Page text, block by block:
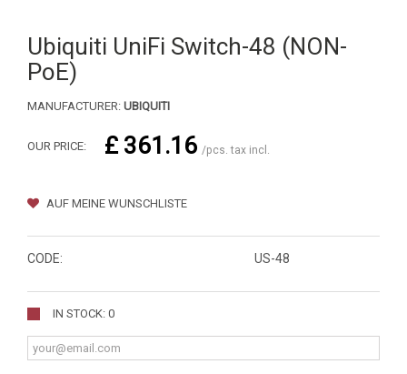
Ubiquiti UniFi Switch-48 (NON-
PoE)
MANUFACTURER: UBIQUITI
OUR PRICE: £ 361.16 /pcs. tax incl.
AUF MEINE WUNSCHLISTE
CODE: US-48
IN STOCK: 0